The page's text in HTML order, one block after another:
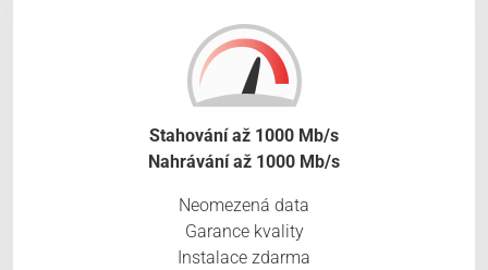
Stahování až 1000 Mb/s
Nahrávání až 1000 Mb/s
Neomezená data
Garance kvality
Instalace zdarma